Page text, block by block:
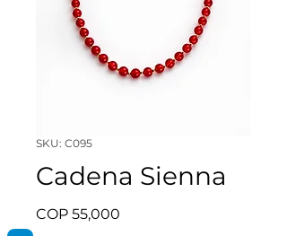
SKU: C095
Cadena Sienna
COP 55,000